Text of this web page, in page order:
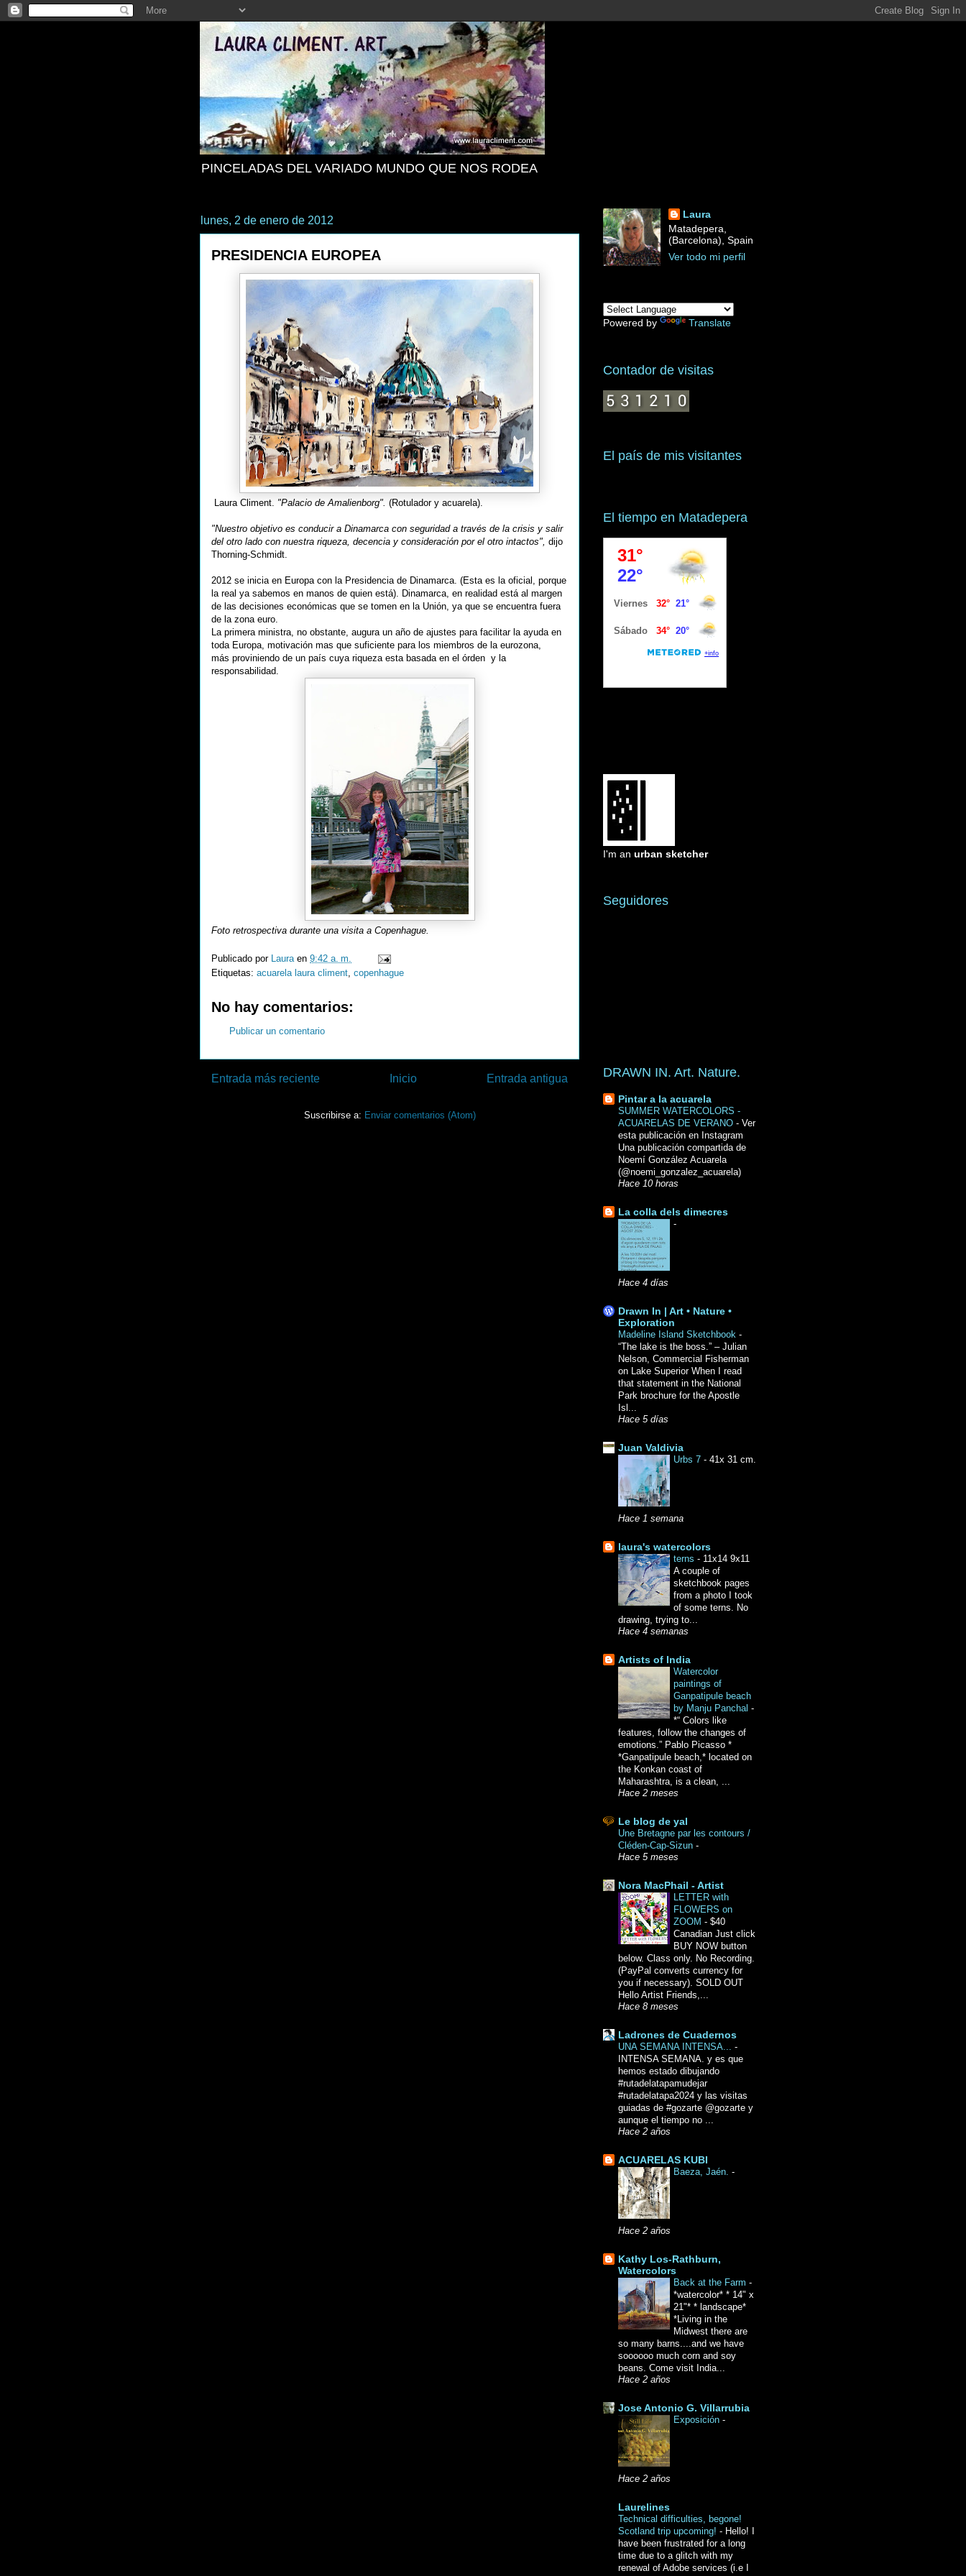
PINCELADAS DEL VARIADO MUNDO QUE NOS RODEA
lunes, 2 de enero de 2012
PRESIDENCIA EUROPEA
Laura Climent. "Palacio de Amalienborg". (Rotulador y acuarela).
"Nuestro objetivo es conducir a Dinamarca con seguridad a través de la crisis y salir
del otro lado con nuestra riqueza, decencia y consideración por el otro intactos", dijo
Thorning-Schmidt.
2012 se inicia en Europa con la Presidencia de Dinamarca. (Esta es la oficial, porque
la real ya sabemos en manos de quien está). Dinamarca, en realidad está al margen
de las decisiones económicas que se tomen en la Unión, ya que se encuentra fuera
de la zona euro.
La primera ministra, no obstante, augura un año de ajustes para facilitar la ayuda en
toda Europa, motivación mas que suficiente para los miembros de la eurozona,
más proviniendo de un país cuya riqueza esta basada en el órden y la
responsabilidad.
Foto retrospectiva durante una visita a Copenhague.
Publicado por Laura en 9:42 a. m.
Etiquetas: acuarela laura climent copenhague
No hay comentarios:
Publicar un comentario
Entrada más reciente Entrada antigua
Inicio
Suscribirse a: Enviar comentarios (Atom)
Laura
Matadepera,
(Barcelona), Spain
Ver todo mi perfil
Powered by Translate
Contador de visitas
El país de mis visitantes
El tiempo en Matadepera
I'm an urban sketcher
Seguidores
DRAWN IN. Art. Nature.
Pintar a la acuarela
SUMMER WATERCOLORS -
ACUARELAS DE VERANO - Ver
esta publicación en Instagram
Una publicación compartida de
Noemí González Acuarela
(@noemi_gonzalez_acuarela)
Hace 10 horas
La colla dels dimecres
-
Hace 4 días
Drawn In | Art • Nature •
Exploration
Madeline Island Sketchbook -
“The lake is the boss.” – Julian
Nelson, Commercial Fisherman
on Lake Superior When I read
that statement in the National
Park brochure for the Apostle
Isl...
Hace 5 días
Juan Valdivia
Urbs 7 - 41x 31 cm.
Hace 1 semana
laura's watercolors
terns - 11x14 9x11
A couple of
sketchbook pages
from a photo I took
of some terns. No
drawing, trying to...
Hace 4 semanas
Artists of India
Watercolor
paintings of
Ganpatipule beach
by Manju Panchal -
*“ Colors like
features, follow the changes of
emotions.” Pablo Picasso *
*Ganpatipule beach,* located on
the Konkan coast of
Maharashtra, is a clean, ...
Hace 2 meses
Le blog de yal
Une Bretagne par les contours /
Cléden-Cap-Sizun -
Hace 5 meses
Nora MacPhail - Artist
LETTER with
FLOWERS on
ZOOM - $40
Canadian Just click
BUY NOW button
below. Class only. No Recording.
(PayPal converts currency for
you if necessary). SOLD OUT
Hello Artist Friends,...
Hace 8 meses
Ladrones de Cuadernos
UNA SEMANA INTENSA... -
INTENSA SEMANA. y es que
hemos estado dibujando
#rutadelatapamudejar
#rutadelatapa2024 y las visitas
guiadas de #gozarte @gozarte y
aunque el tiempo no ...
Hace 2 años
ACUARELAS KUBI
Baeza, Jaén. -
Hace 2 años
Kathy Los-Rathburn,
Watercolors
Back at the Farm -
*watercolor* * 14" x
21"* * landscape*
*Living in the
Midwest there are
so many barns....and we have
soooooo much corn and soy
beans. Come visit India...
Hace 2 años
Jose Antonio G. Villarrubia
Exposición -
Hace 2 años
Laurelines
Technical difficulties, begone!
Scotland trip upcoming! - Hello! I
have been frustrated for a long
time due to a glitch with my
renewal of Adobe services (i.e I